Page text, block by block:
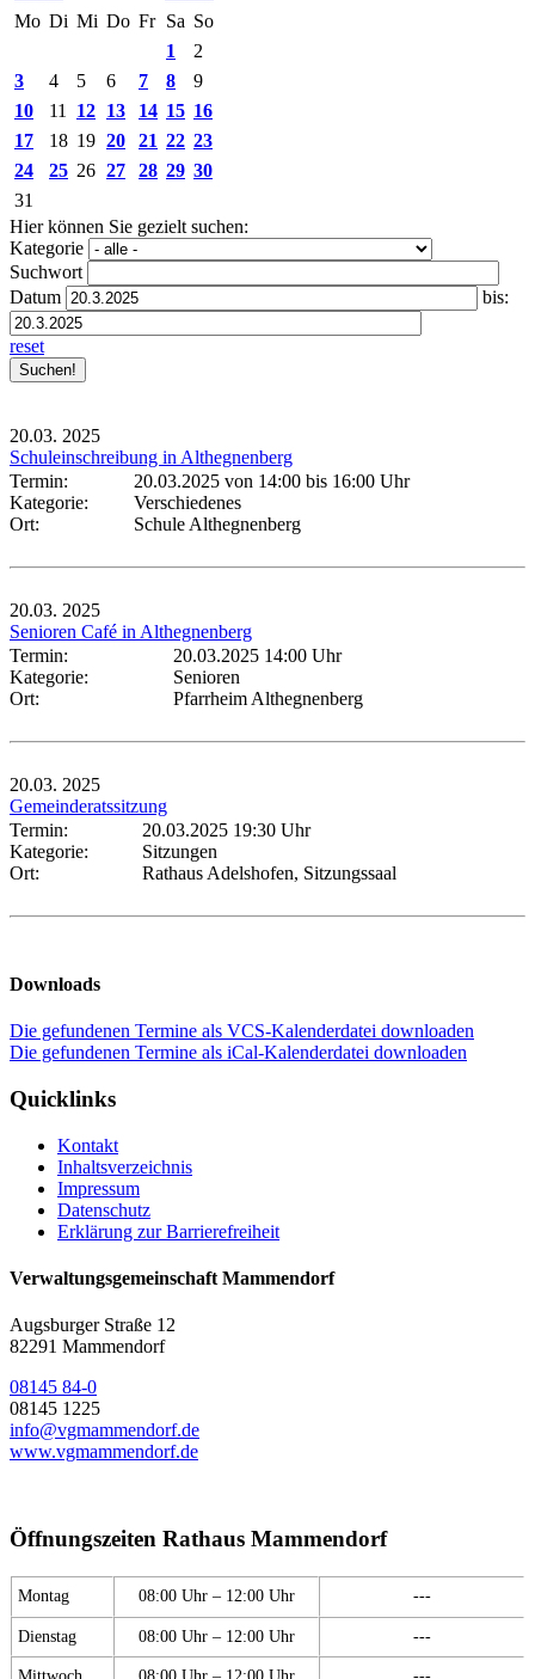
Mo Di Mi Do Fr Sa So
1
2
3
4 5 6 7 8
9
10
11 12 13 14 15 16
17
18 19 20 21 22 23
24
25 26 27 28 29 30
31
Hier können Sie gezielt suchen:
Kategorie
Suchwort
Datum
bis:
reset
20.03. 2025
Schuleinschreibung in Althegnenberg
Termin:
20.03.2025 von 14:00 bis 16:00 Uhr
Kategorie:
Verschiedenes
Ort:
Schule Althegnenberg
20.03. 2025
Senioren Café in Althegnenberg
Termin:
20.03.2025 14:00 Uhr
Kategorie:
Senioren
Ort:
Pfarrheim Althegnenberg
20.03. 2025
Gemeinderatssitzung
Termin:
20.03.2025 19:30 Uhr
Kategorie:
Sitzungen
Ort:
Rathaus Adelshofen, Sitzungssaal
Downloads
Die gefundenen Termine als VCS-Kalenderdatei downloaden
Die gefundenen Termine als iCal-Kalenderdatei downloaden
Quicklinks
Kontakt
Inhaltsverzeichnis
Impressum
Datenschutz
Erklärung zur Barrierefreiheit
Verwaltungsgemeinschaft Mammendorf
Augsburger Straße 12
82291 Mammendorf
08145 84-0
08145 1225
info@vgmammendorf.de
www.vgmammendorf.de
Öffnungszeiten Rathaus Mammendorf
Montag 08:00 Uhr – 12:00 Uhr ---
Dienstag 08:00 Uhr – 12:00 Uhr ---